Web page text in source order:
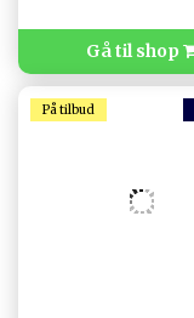
Gå til shop
På tilbud